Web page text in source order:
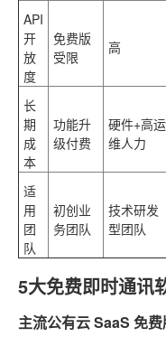
API
开
放
度
免费版
受限
高
长
期
成
本
功能升
级付费
硬件+高运
维人力
适
用
团
队
初创业
务团队
技术研发
型团队
5大免费即时通讯
主流公有云 SaaS 免费